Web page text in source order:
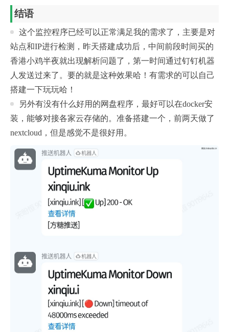
结语
这个监控程序已经可以正常满足我的需求了，主要是对
站点和IP进行检测，昨天搭建成功后，中间前段时间买的
香港小鸡半夜就出现解析问题了，第一时间通过钉钉机器
人发送过来了。要的就是这种效果哈！有需求的可以自己
搭建一下玩玩哈！
另外有没有什么好用的网盘程序，最好可以在docker安
装，能够对接各家云存储的。准备搭建一个，前两天做了
nextcloud，但是感觉不是很好用。